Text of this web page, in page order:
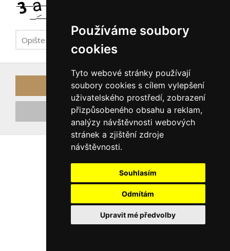
Používáme soubory
cookies
Tyto webové stránky používají
soubory cookies s cílem vylepšení
uživatelského prostředí, zobrazení
přizpůsobeného obsahu a reklam,
analýzy návštěvnosti webových
stránek a zjištění zdroje
návštěvnosti.
Souhlasím
Odmítám
Upravit mé předvolby
Odeslat odkaz k obnově hesla
Registrovat nový účet